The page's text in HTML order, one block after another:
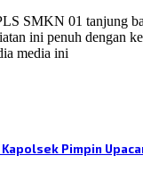
SMKN 01 tanjung
ini penuh dengan
media ini
Pimpin